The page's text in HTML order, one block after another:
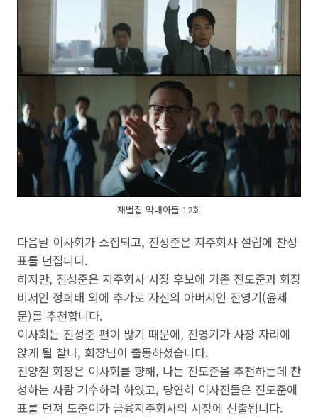
재벌집 막내아들 12회
다음날 이사회가 소집되고, 진성준은 지주회사 설립에 찬성
표를 던집니다.
하지만, 진성준은 지주회사 사장 후보에 기존 진도준과 회장
비서인 정희태 외에 추가로 자신의 아버지인 진영기(윤제
문)를 추천합니다.
이사회는 진성준 편이 많기 때문에, 진영기가 사장 자리에
앉게 될 찰나, 회장님이 출동하셨습니다.
진양철 회장은 이사회를 향해, 나는 진도준을 추천하는데 찬
성하는 사람 거수하라 하였고, 당연히 이사진들은 진도준에
표를 던져 도준이가 금융지주회사의 사장에 선출됩니다.